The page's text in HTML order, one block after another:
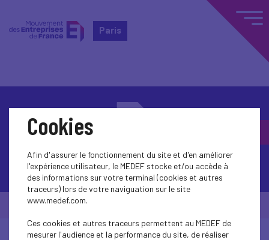
Paris
Contactez-nous
© Medef Paris 2026 -
Cookies
Afin d'assurer le fonctionnement du site et d'en améliorer
l'expérience utilisateur, le MEDEF stocke et/ou accède à
des informations sur votre terminal (cookies et autres
traceurs) lors de votre naviguation sur le site
www.medef.com.
Ces cookies et autres traceurs permettent au MEDEF de
mesurer l'audience et la performance du site, de réaliser